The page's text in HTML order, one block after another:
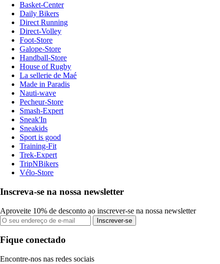
Basket-Center
Daily Bikers
Direct Running
Direct-Volley
Foot-Store
Galope-Store
Handball-Store
House of Rugby
La sellerie de Maé
Made in Paradis
Nauti-wave
Pecheur-Store
Smash-Expert
Sneak'In
Sneakids
Sport is good
Training-Fit
Trek-Expert
TripNBikers
Vélo-Store
Inscreva-se na nossa newsletter
Aproveite 10% de desconto ao inscrever-se na nossa newsletter
Inscrever-se
Fique conectado
Encontre-nos nas redes sociais